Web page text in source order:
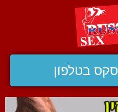
סקס בטלפון